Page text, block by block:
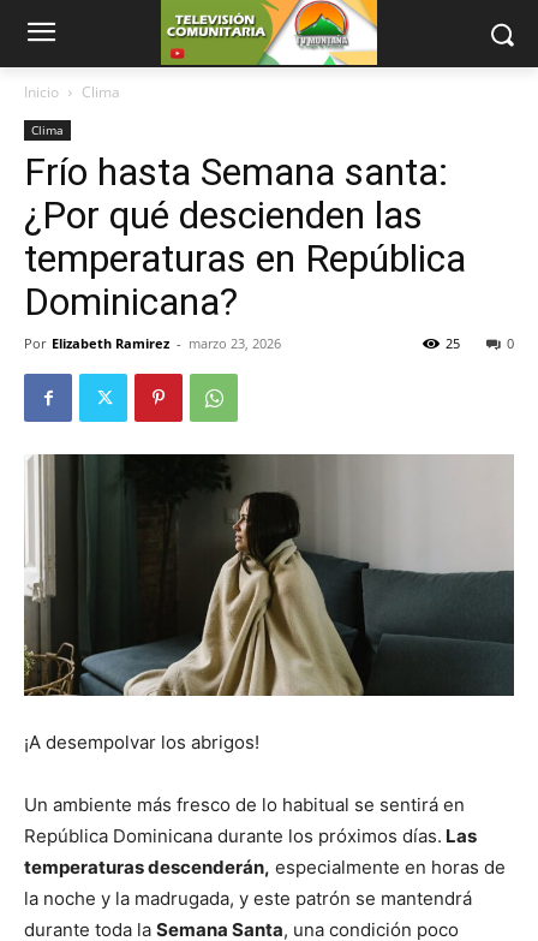
Inicio Clima
Clima
Frío hasta Semana santa:
¿Por qué descienden las
temperaturas en República
Dominicana?
Por Elizabeth Ramirez - marzo 23, 2026 0
25
¡A desempolvar los abrigos!
Un ambiente más fresco de lo habitual se sentirá en
República Dominicana durante los próximos días. Las
temperaturas descenderán, especialmente en horas de
la noche y la madrugada, y este patrón se mantendrá
durante toda la Semana Santa, una condición poco